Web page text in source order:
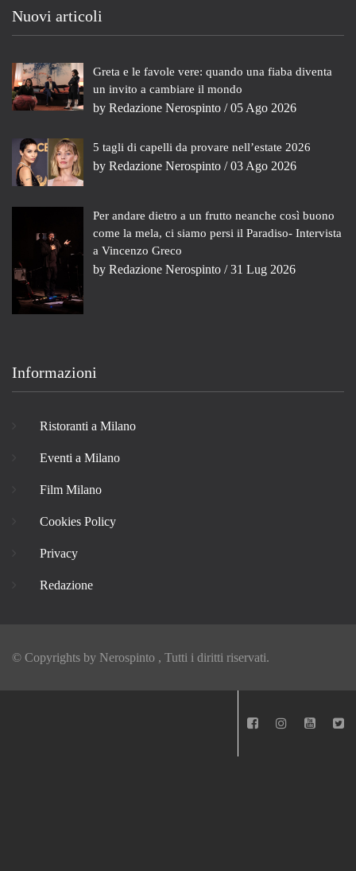
Nuovi articoli
Greta e le favole vere: quando una fiaba diventa
un invito a cambiare il mondo
by Redazione Nerospinto / 05 Ago 2026
5 tagli di capelli da provare nell’estate 2026
by Redazione Nerospinto / 03 Ago 2026
Per andare dietro a un frutto neanche così buono
come la mela, ci siamo persi il Paradiso- Intervista
a Vincenzo Greco
by Redazione Nerospinto / 31 Lug 2026
Informazioni
Ristoranti a Milano
Eventi a Milano
Film Milano
Cookies Policy
Privacy
Redazione
© Copyrights by Nerospinto , Tutti i diritti riservati.